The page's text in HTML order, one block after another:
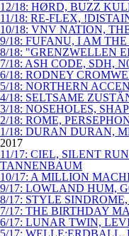
12/18: HØRD, BUZZ
11/18: RE-FLEX,
10/18: VNV NATION,
9/18: FUFANU, I AM
8/18: "GRENZWELLEN
7/18: ASH CODE, SDH,
6/18: RODNEY
5/18: NORTHERN
4/18: SELTSAME
3/18: NOSEHOLES,
2/18: ROME,
1/18: DURAN DURAN,
2017
11/17: CIEL, SILENT
TANNENBAUM
10/17: A MILLION
9/17: LOWLAND HUM,
8/17: STYLE
7/17: THE BIRTHDAY
6/17: LUNAR TWIN,
5/17: WELLE:ERDBALL,